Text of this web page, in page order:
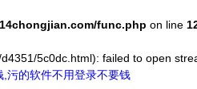
func.php on line
5c0dc.html): failed to open
污的软件不用登录不要钱